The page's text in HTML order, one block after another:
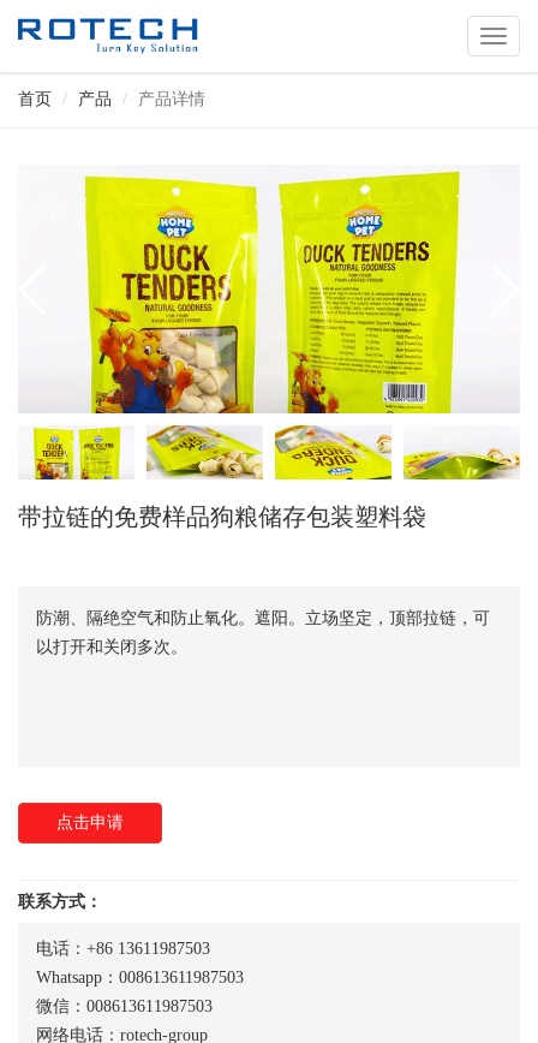
切
换
首页 产品 产品详情
带拉链的免费样品狗粮储存包装塑料袋
防潮、隔绝空气和防止氧化。遮阳。立场坚定，顶部拉链，可
以打开和关闭多次。
点击申请
联系方式：
电话：+86 13611987503
Whatsapp：008613611987503
微信：008613611987503
网络电话：rotech-group